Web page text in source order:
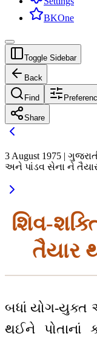
BKOne
Toggle Sidebar
Back
Find
Share
3 August 1975 |
અને પાંડવ સેના ને તૈયાર
શિવ-
તૈયાર
બધાં યોગ-યુક્ત
થઈને પોતાનાં